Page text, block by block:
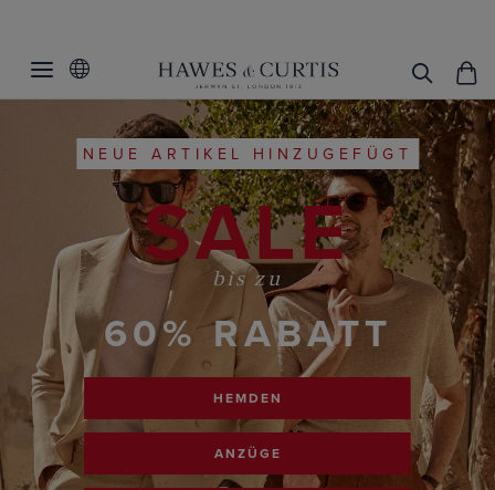
NEUE ARTIKEL HINZUGEFÜGT
SALE
bis zu
60% RABATT
HEMDEN
ANZÜGE